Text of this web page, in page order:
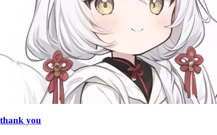
thank you